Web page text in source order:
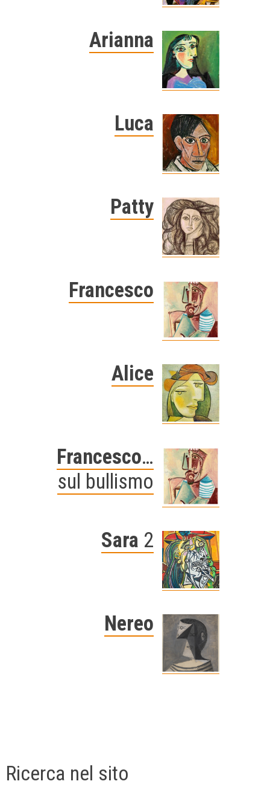
Arianna
Luca
Patty
Francesco
Alice
Francesco…
sul bullismo
Sara 2
Nereo
Ricerca nel sito